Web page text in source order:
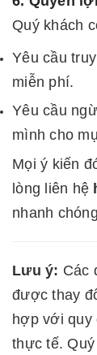
Quý khách
Yêu cầu
miễn phí.
Yêu cầu
mình cho
Mọi ý kiến
lòng liên hệ
nhanh
Lưu ý: Các
được thay
hợp với quy
thực tế.